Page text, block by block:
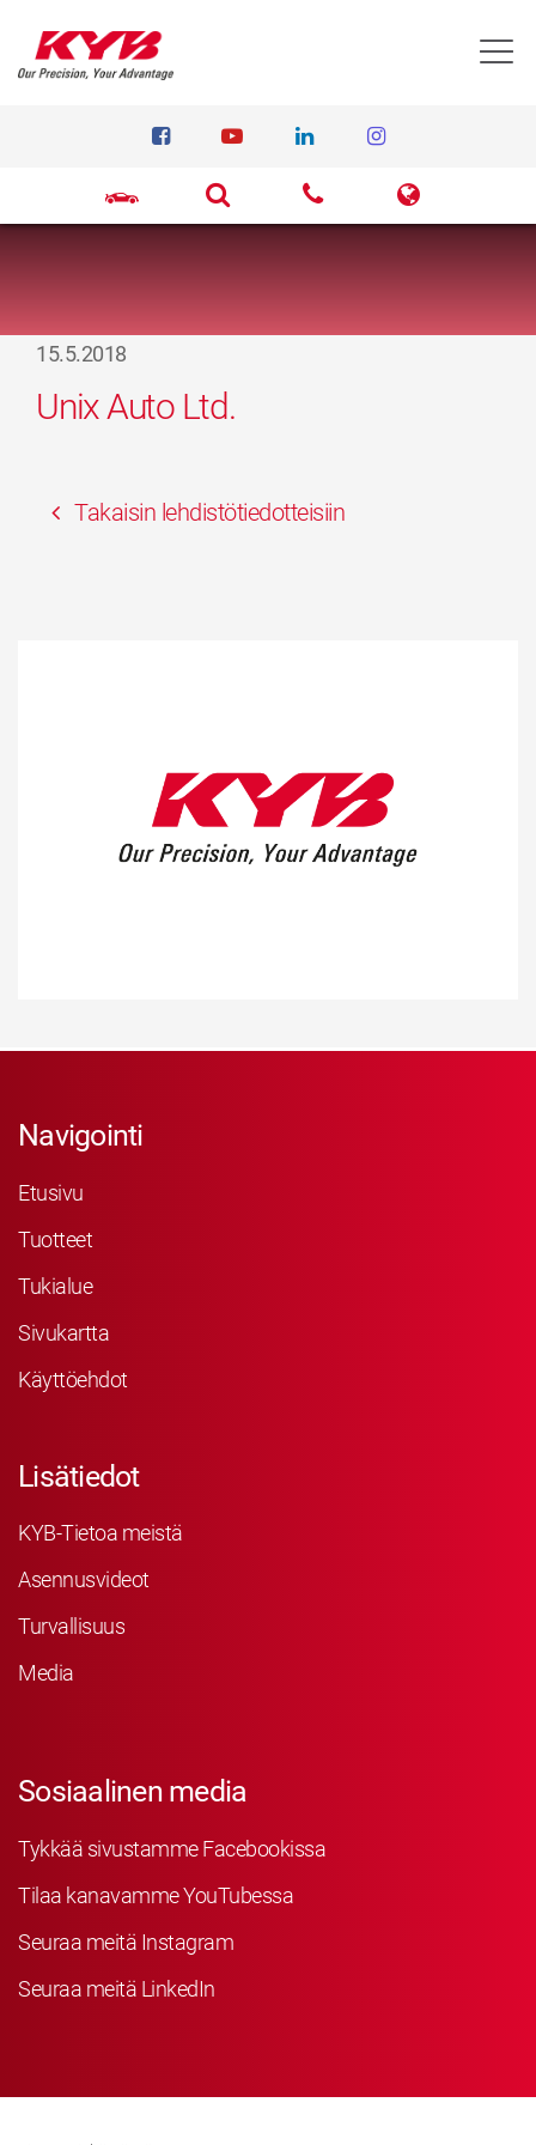
15.5.2018
Unix Auto Ltd.
Takaisin lehdistötiedotteisiin
Navigointi
Etusivu
Tuotteet
Tukialue
Sivukartta
Käyttöehdot
Lisätiedot
KYB-Tietoa meistä
Asennusvideot
Turvallisuus
Media
Sosiaalinen media
Tykkää sivustamme Facebookissa
Tilaa kanavamme YouTubessa
Seuraa meitä Instagram
Seuraa meitä LinkedIn